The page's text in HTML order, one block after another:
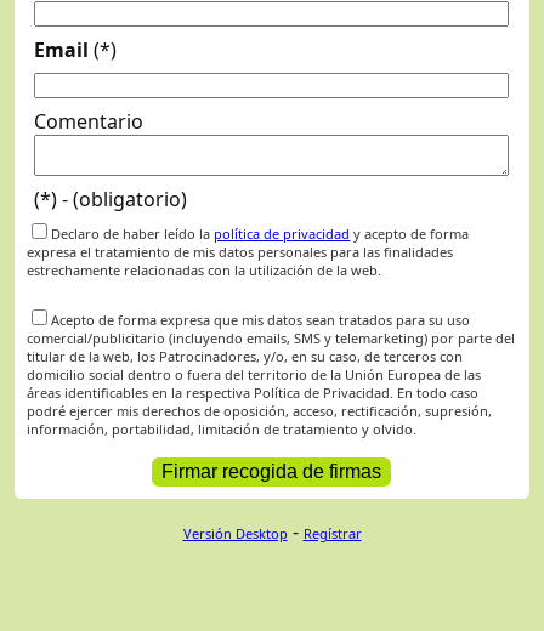
Email (*)
Comentario
(*) - (obligatorio)
Declaro de haber leído la política de privacidad y acepto de forma
expresa el tratamiento de mis datos personales para las finalidades
estrechamente relacionadas con la utilización de la web.
Acepto de forma expresa que mis datos sean tratados para su uso
comercial/publicitario (incluyendo emails, SMS y telemarketing) por parte del
titular de la web, los Patrocinadores, y/o, en su caso, de terceros con
domicilio social dentro o fuera del territorio de la Unión Europea de las
áreas identificables en la respectiva Política de Privacidad. En todo caso
podré ejercer mis derechos de oposición, acceso, rectificación, supresión,
información, portabilidad, limitación de tratamiento y olvido.
Versión Desktop - Regístrar